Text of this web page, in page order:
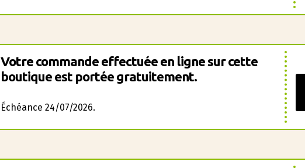
Votre commande effectuée en ligne sur cette
boutique est portée gratuitement.
Échéance 24/07/2026.